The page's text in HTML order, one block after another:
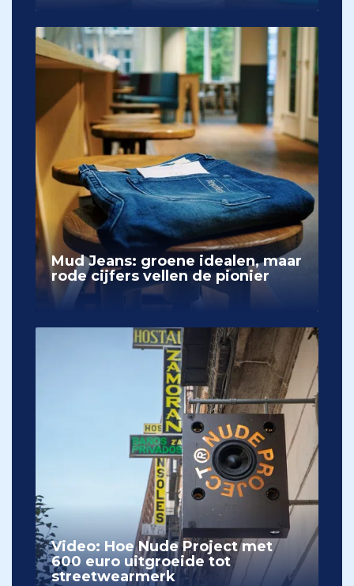
Mud Jeans: groene idealen, maar
rode cijfers vellen de pionier
Video: Hoe Nude Project met
600 euro uitgroeide tot
streetwearmerk